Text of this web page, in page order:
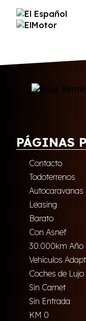
PÁGINAS
Contacto
Todoterrenos
Autocaravanas
Leasing
Barato
Con Asnef
30.000km Año
Vehículos
Coches de Lujo
Sin Carnet
Sin Entrada
KM 0